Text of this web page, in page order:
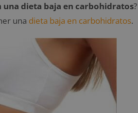
dieta baja en carbohidratos?
una dieta baja en carbohidratos.